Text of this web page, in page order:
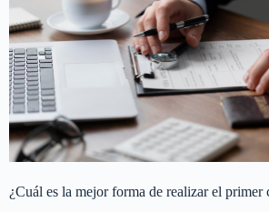
¿Cuál es la mejor forma de realizar el primer